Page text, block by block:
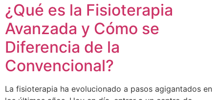
¿Qué es la Fisioterapia
Avanzada y Cómo se
Diferencia de la
Convencional?
La fisioterapia ha evolucionado a pasos agigantados en